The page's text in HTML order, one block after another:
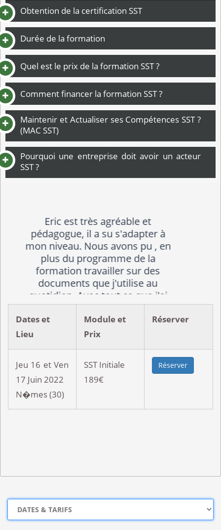
Obtention de la certification SST
Durée de la formation
Quel est le prix de la formation SST ?
Comment financer la formation SST ?
Maintenir et Actualiser ses Compétences SST ?
(MAC SST)
Pourquoi une entreprise doit avoir un acteur
SST ?
Bonnes explications, j'ai appris
des choses utiles a mon bien-être
au travail.
Dates et
Lieu
Module et
Prix
Réserver
Jeu 16 et Ven
17 Juin 2022
N�mes (30)
SST Initiale
189€
Réserver